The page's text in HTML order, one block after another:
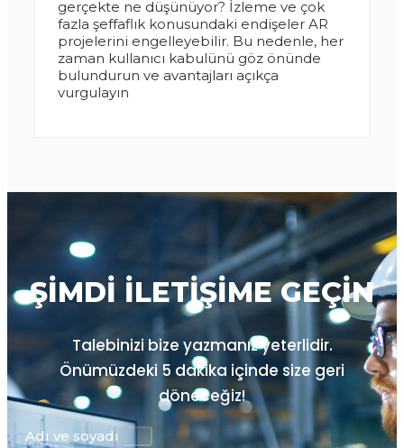
gerçekte ne düşünüyor? İzleme ve çok
fazla şeffaflık konusundaki endişeler AR
projelerini engelleyebilir. Bu nedenle, her
zaman kullanıcı kabulünü göz önünde
bulundurun ve avantajları açıkça
vurgulayın
ŞIMDI ILETIŞIME GEÇIN
Talebinizi bize yazmanız yeterlidir.
Önümüzdeki 5 dakika içinde size geri
döneceğiz!
Adı ve soyadı